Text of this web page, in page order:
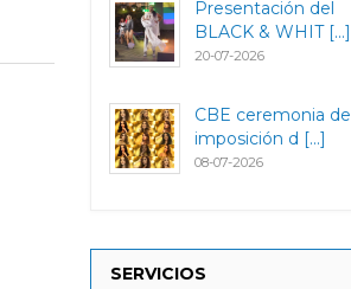
Presentación del
BLACK & WHIT [...]
20-07-2026
CBE ceremonia de
imposición d [...]
08-07-2026
SERVICIOS